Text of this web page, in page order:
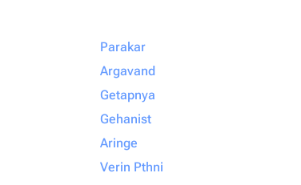
Parakar
Argavand
Getapnya
Gehanist
Aringe
Verin Pthni